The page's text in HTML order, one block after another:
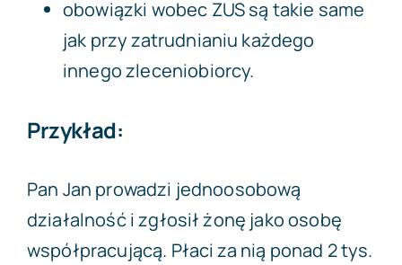
obowiązki wobec ZUS są takie same
jak przy zatrudnianiu każdego
innego zleceniobiorcy.
Przykład:
Pan Jan prowadzi jednoosobową
działalność i zgłosił żonę jako osobę
współpracującą. Płaci za nią ponad 2 tys.